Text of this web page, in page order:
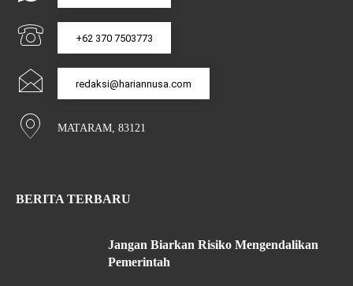
+62 370 7503773
redaksi@hariannusa.com
MATARAM, 83121
BERITA TERBARU
Jangan Biarkan Risiko Mengendalikan
Pemerintah